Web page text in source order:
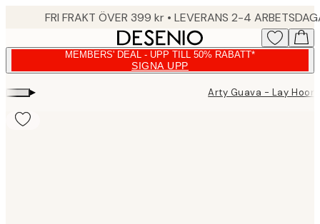
FRI FRAKT ÖVER 399 kr • LEVERANS 2-4
MEMBERS' DEAL - UPP TILL 50% RABATT*
SIGNA UPP
▸ Arty Guava - Lay Hoon